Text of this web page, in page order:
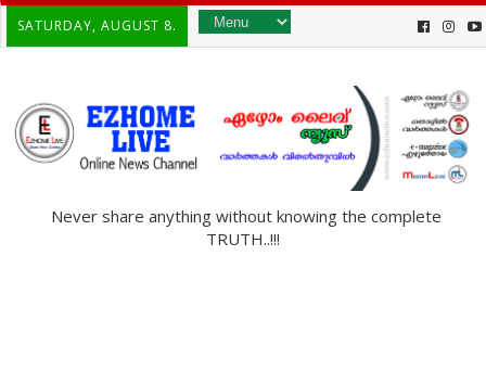
SATURDAY, AUGUST 8.
Never share anything without knowing the complete
TRUTH..!!!